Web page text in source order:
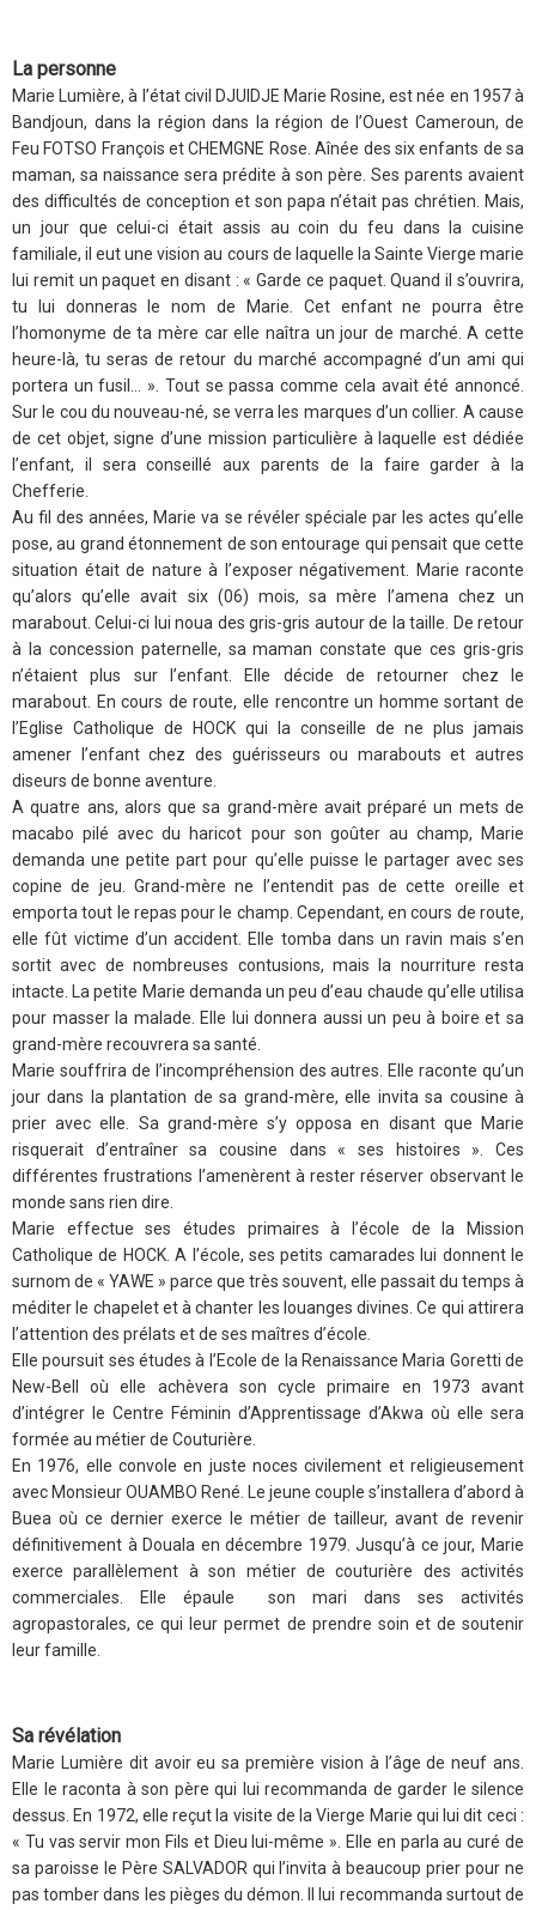
La personne
Marie Lumière, à l’état civil DJUIDJE Marie Rosine, est née en 1957 à
Bandjoun, dans la région dans la région de l’Ouest Cameroun, de
Feu FOTSO François et CHEMGNE Rose. Aînée des six enfants de sa
maman, sa naissance sera prédite à son père. Ses parents avaient
des difficultés de conception et son papa n’était pas chrétien. Mais,
un jour que celui-ci était assis au coin du feu dans la cuisine
familiale, il eut une vision au cours de laquelle la Sainte Vierge marie
lui remit un paquet en disant : « Garde ce paquet. Quand il s’ouvrira,
tu lui donneras le nom de Marie. Cet enfant ne pourra être
l’homonyme de ta mère car elle naîtra un jour de marché. A cette
heure-là, tu seras de retour du marché accompagné d’un ami qui
portera un fusil… ». Tout se passa comme cela avait été annoncé.
Sur le cou du nouveau-né, se verra les marques d’un collier. A cause
de cet objet, signe d’une mission particulière à laquelle est dédiée
l’enfant, il sera conseillé aux parents de la faire garder à la
Chefferie.
Au fil des années, Marie va se révéler spéciale par les actes qu’elle
pose, au grand étonnement de son entourage qui pensait que cette
situation était de nature à l’exposer négativement. Marie raconte
qu’alors qu’elle avait six (06) mois, sa mère l’amena chez un
marabout. Celui-ci lui noua des gris-gris autour de la taille. De retour
à la concession paternelle, sa maman constate que ces gris-gris
n’étaient plus sur l’enfant. Elle décide de retourner chez le
marabout. En cours de route, elle rencontre un homme sortant de
l’Eglise Catholique de HOCK qui la conseille de ne plus jamais
amener l’enfant chez des guérisseurs ou marabouts et autres
diseurs de bonne aventure.
A quatre ans, alors que sa grand-mère avait préparé un mets de
macabo pilé avec du haricot pour son goûter au champ, Marie
demanda une petite part pour qu’elle puisse le partager avec ses
copine de jeu. Grand-mère ne l’entendit pas de cette oreille et
emporta tout le repas pour le champ. Cependant, en cours de route,
elle fût victime d’un accident. Elle tomba dans un ravin mais s’en
sortit avec de nombreuses contusions, mais la nourriture resta
intacte. La petite Marie demanda un peu d’eau chaude qu’elle utilisa
pour masser la malade. Elle lui donnera aussi un peu à boire et sa
grand-mère recouvrera sa santé.
Marie souffrira de l’incompréhension des autres. Elle raconte qu’un
jour dans la plantation de sa grand-mère, elle invita sa cousine à
prier avec elle. Sa grand-mère s’y opposa en disant que Marie
risquerait d’entraîner sa cousine dans « ses histoires ». Ces
différentes frustrations l’amenèrent à rester réserver observant le
monde sans rien dire.
Marie effectue ses études primaires à l’école de la Mission
Catholique de HOCK. A l’école, ses petits camarades lui donnent le
surnom de « YAWE » parce que très souvent, elle passait du temps à
méditer le chapelet et à chanter les louanges divines. Ce qui attirera
l’attention des prélats et de ses maîtres d’école.
Elle poursuit ses études à l’Ecole de la Renaissance Maria Goretti de
New-Bell où elle achèvera son cycle primaire en 1973 avant
d’intégrer le Centre Féminin d’Apprentissage d’Akwa où elle sera
formée au métier de Couturière.
En 1976, elle convole en juste noces civilement et religieusement
avec Monsieur OUAMBO René. Le jeune couple s’installera d’abord à
Buea où ce dernier exerce le métier de tailleur, avant de revenir
définitivement à Douala en décembre 1979. Jusqu’à ce jour, Marie
exerce parallèlement à son métier de couturière des activités
commerciales. Elle épaule son mari dans ses activités
agropastorales, ce qui leur permet de prendre soin et de soutenir
leur famille.
Sa révélation
Marie Lumière dit avoir eu sa première vision à l’âge de neuf ans.
Elle le raconta à son père qui lui recommanda de garder le silence
dessus. En 1972, elle reçut la visite de la Vierge Marie qui lui dit ceci :
« Tu vas servir mon Fils et Dieu lui-même ». Elle en parla au curé de
sa paroisse le Père SALVADOR qui l’invita à beaucoup prier pour ne
pas tomber dans les pièges du démon. Il lui recommanda surtout de